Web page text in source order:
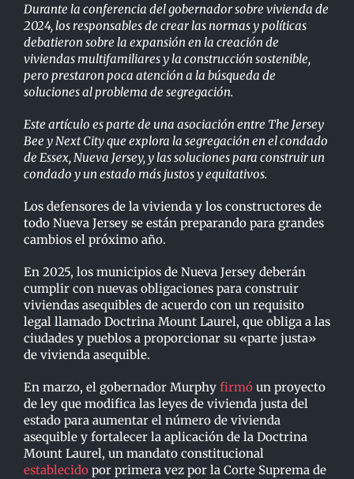
Durante la conferencia del gobernador sobre vivienda de
2024, los responsables de crear las normas y políticas
debatieron sobre la expansión en la creación de
viviendas multifamiliares y la construcción sostenible,
pero prestaron poca atención a la búsqueda de
soluciones al problema de segregación.
Este artículo es parte de una asociación entre The Jersey
Bee y Next City que explora la segregación en el condado
de Essex, Nueva Jersey, y las soluciones para construir un
condado y un estado más justos y equitativos.
Los defensores de la vivienda y los constructores de
todo Nueva Jersey se están preparando para grandes
cambios el próximo año.
En 2025, los municipios de Nueva Jersey deberán
cumplir con nuevas obligaciones para construir
viviendas asequibles de acuerdo con un requisito
legal llamado Doctrina Mount Laurel, que obliga a las
ciudades y pueblos a proporcionar su «parte justa»
de vivienda asequible.
En marzo, el gobernador Murphy firmó un proyecto
de ley que modifica las leyes de vivienda justa del
estado para aumentar el número de vivienda
asequible y fortalecer la aplicación de la Doctrina
Mount Laurel, un mandato constitucional
establecido por primera vez por la Corte Suprema de